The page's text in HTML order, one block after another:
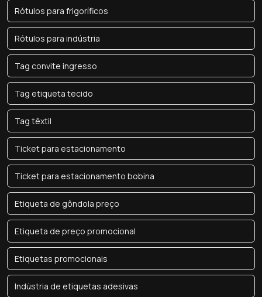
Rótulos para frigoríficos
Rótulos para indústria
Tag convite ingresso
Tag etiqueta tecido
Tag têxtil
Ticket para estacionamento
Ticket para estacionamento bobina
Etiqueta de gôndola preço
Etiqueta de preço promocional
Etiquetas promocionais
Indústria de etiquetas adesivas